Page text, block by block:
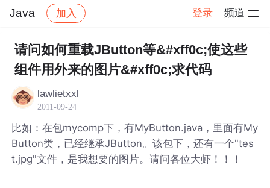
Java 加入 登录 频道
社区 Java 帖子详情
请问如何重载JButton等&#xff0c;使这些
组件用外来的图片&#xff0c;求代码
lawlietxxl
2011-09-24
比如：在包mycomp下，有MyButton.java，里面有My
Button类，已经继承JButton。该包下，还有一个"tes
t.jpg"文件，是我想要的图片。请问各位大虾！！！